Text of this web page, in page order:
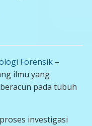
Forensik–
ilmu yang
pada tubuh
investigasi